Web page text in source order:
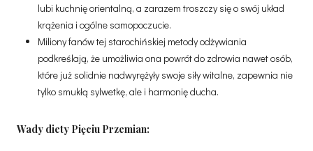
lubi kuchnię orientalną, a zarazem troszczy się o swój układ
krążenia i ogólne samopoczucie.
Miliony fanów tej starochińskiej metody odżywiania
podkreślają, że umożliwia ona powrót do zdrowia nawet osób,
które już solidnie nadwyrężyły swoje siły witalne, zapewnia nie
tylko smukłą sylwetkę, ale i harmonię ducha.
Wady diety Pięciu Przemian: